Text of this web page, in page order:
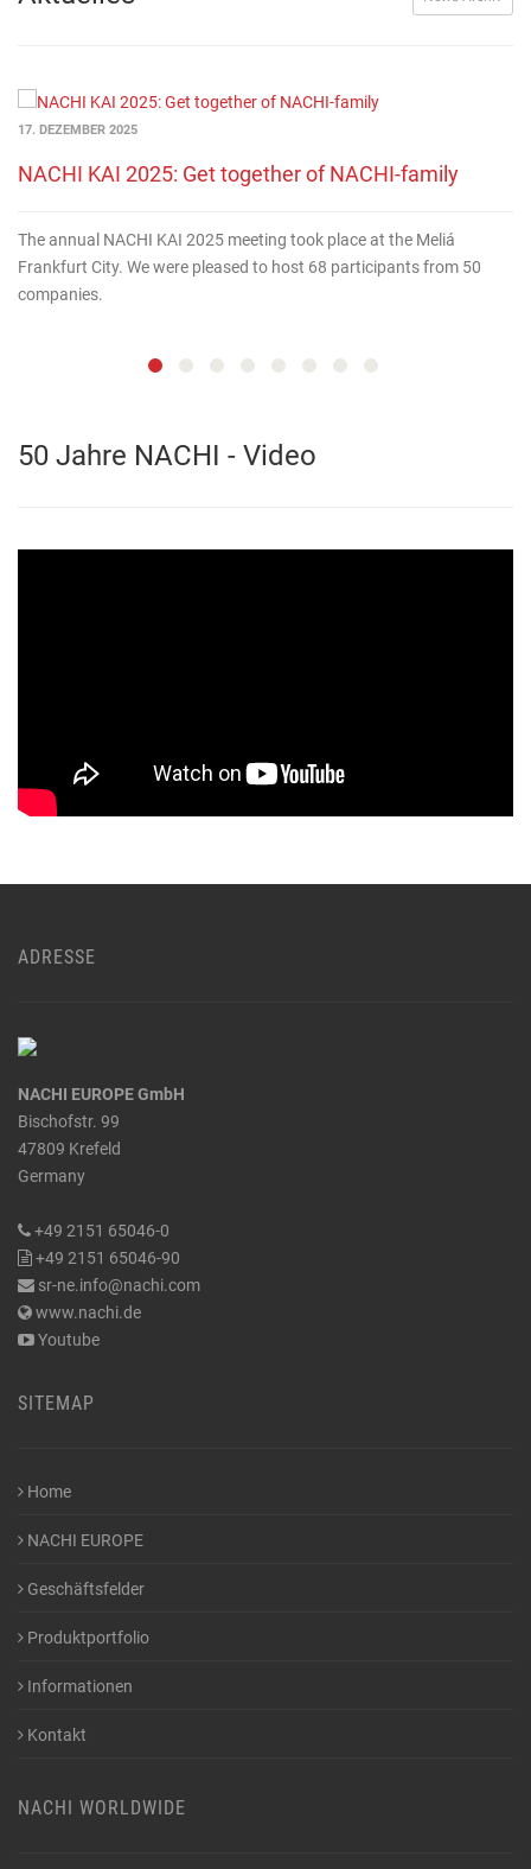
17. DEZEMBER 2025
NACHI KAI 2025: Get together of NACHI-family
The annual NACHI KAI 2025 meeting took place at the Meliá
Frankfurt City. We were pleased to host 68 participants from 50
companies.
50 Jahre NACHI - Video
ADRESSE
NACHI EUROPE GmbH
Bischofstr. 99
47809 Krefeld
Germany
+49 2151 65046-0
+49 2151 65046-90
sr-ne.info@nachi.com
www.nachi.de
Youtube
SITEMAP
Home
NACHI EUROPE
Geschäftsfelder
Produktportfolio
Informationen
Kontakt
NACHI WORLDWIDE